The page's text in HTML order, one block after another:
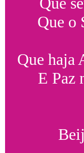
Que o
Que haja
E Paz